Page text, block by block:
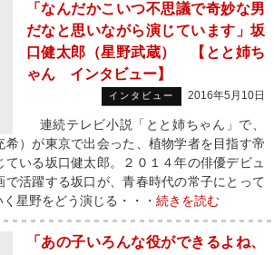
「なんだかこいつ不思議で奇妙な男
だなと思いながら演じています」坂
口健太郎（星野武蔵） 【とと姉ち
ゃん インタビュー】
インタビュー 2016年5月10日
連続テレビ小説「とと姉ちゃん」で、
希）が東京で出会った、植物学者を目指す帝
ている坂口健太郎。２０１４年の俳優デビュ
で活躍する坂口が、青春時代の常子にとって
星野をどう演じる・・・ 続きを読む
「あの子いろんな役ができるよね、